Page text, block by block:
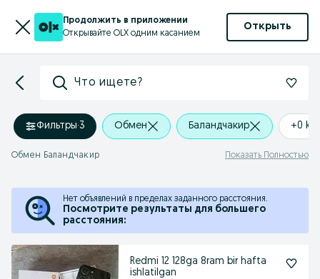
Продолжить в приложении
Открывайте OLX одним касанием
Открыть
Что ищете?
Фильтры·3 Обмен Баландчакир +0 km
Обмен Баландчакир Показать Полностью
Нет объявлений в пределах заданного расстояния.
Посмотрите результаты для большего
расстояния:
Redmi 12 128ga 8ram bir hafta
ishlatilgan